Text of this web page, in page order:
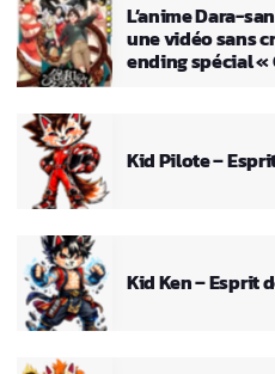
L’anime Dara-
une vidéo sans
ending spécial «
Kid Pilote –
Kid Ken – Esprit